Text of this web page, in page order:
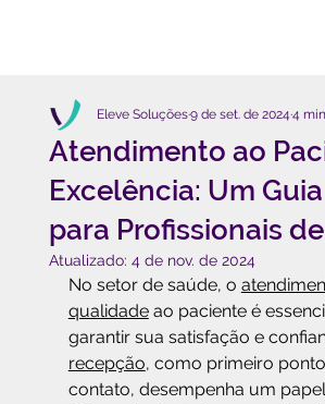
Atendimento ao
Excelência: Um
para Profissionais
Eleve Soluções9 de set. de 20244
Atualizado: 4 de nov. de 2024
No setor de saúde, o
qualidade ao paciente é
garantir sua satisfação e
recepção, como primeiro
contato, desempenha um